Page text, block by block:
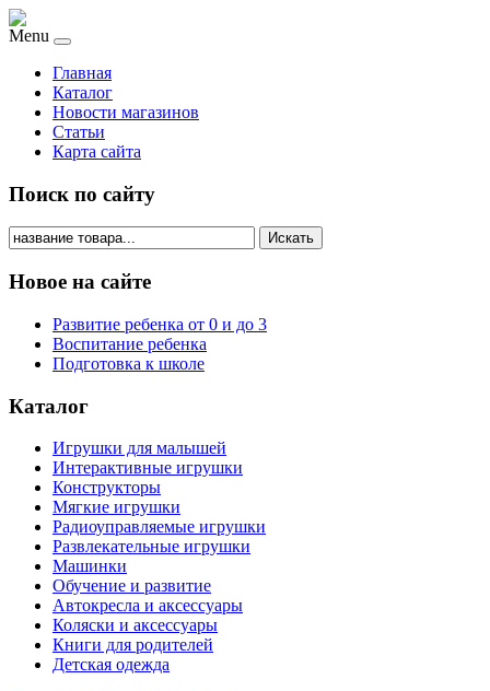
Menu
Главная
Каталог
Новости магазинов
Статьи
Карта сайта
Поиск по сайту
Искать
Новое на сайте
Развитие ребенка от 0 и до 3
Воспитание ребенка
Подготовка к школе
Каталог
Игрушки для малышей
Интерактивные игрушки
Конструкторы
Мягкие игрушки
Радиоуправляемые игрушки
Развлекательные игрушки
Машинки
Обучение и развитие
Автокресла и аксессуары
Коляски и аксессуары
Книги для родителей
Детская одежда